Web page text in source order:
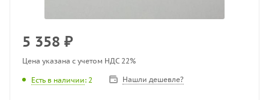
5 358 ₽
Цена указана с учетом НДС 22%
Есть в наличии: 2 Нашли дешевле?